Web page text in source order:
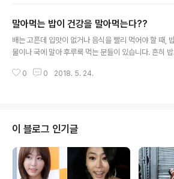
습관에는 어떤 것들이 있는지, 또 어떻게 개선할 수 있는
알아보도록 하겠습니다.당신의 척추를 위협한다! 책상에
엎드려 자는 습관 직장인이나 학생들은 책상에 엎드려 쪽
다음과 같은 문제를 일으킬 수 있는데요.허리에 많은 힘이
말아먹는 밥이 건강을 말아먹는다??
배는 고픈데 입맛이 없거나 음식을 빨리 먹어야 할 때,
물이나 국에 말아 후루룩 먹는 분들이 있습니다. 흔히 밥
강에 해로운 영향을 줄 수도 있어 주의가 필요합니다. 말
마시는 밥은 이러한 과정 없이 위와 소장으로 음식물이 넘
어가 소화불량을 일으킬 수 있습니다. 심할 경우 위가 무
력해지고 아래로 늘어지는 ‘위하수증’이 생기기도 합니
말아먹는 밥, 이래서 문제다(2)밥을 말아서 먹으면 보
사를 빨리하게 되는데, 빠른 식사는 비만의 위험을 커지
0 0 2018. 5. 24.
이 블로그 인기글